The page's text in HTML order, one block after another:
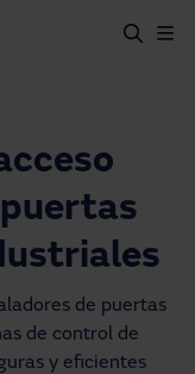
de puertas
de control de
y eficientes